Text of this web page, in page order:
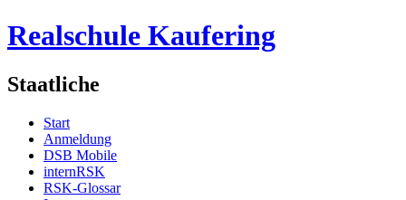
Realschule Kaufering
Staatliche
Start
Anmeldung
DSB Mobile
internRSK
RSK-Glossar